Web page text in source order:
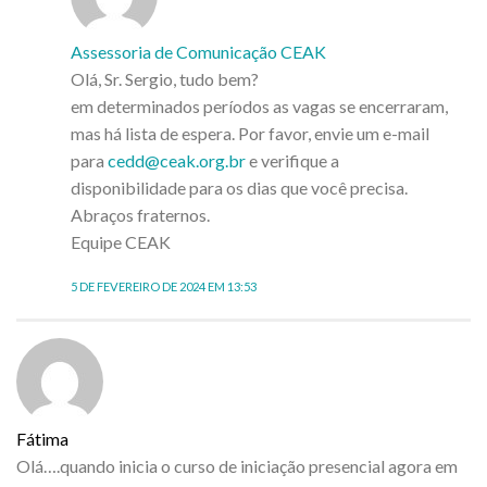
Assessoria de Comunicação CEAK
Olá, Sr. Sergio, tudo bem?
em determinados períodos as vagas se encerraram,
mas há lista de espera. Por favor, envie um e-mail
para cedd@ceak.org.bre verifique a
disponibilidade para os dias que você precisa.
Abraços fraternos.
Equipe CEAK
5 DE FEVEREIRO DE 2024 EM 13:53
Fátima
Olá….quando inicia o curso de iniciação presencial agora em